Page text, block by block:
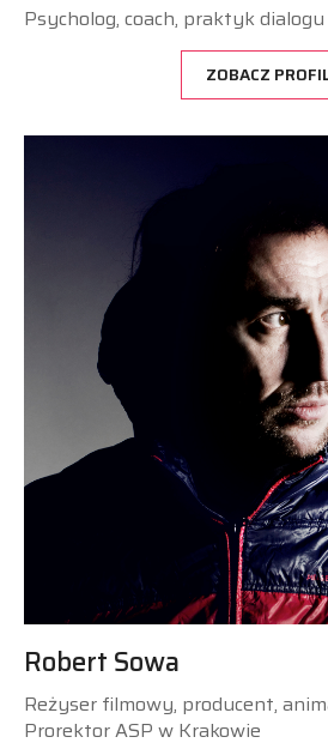
Psycholog, coach, praktyk
ZOBACZ
Robert Sowa
Reżyser filmowy, producent,
Prorektor ASP w Krakowie